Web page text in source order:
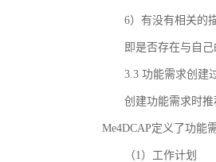
6）有没有相关的
即是否存在与自
3.3 功能需求创建
创建功能需求时推
Me4DCAP定义了功能
（1）工作计划